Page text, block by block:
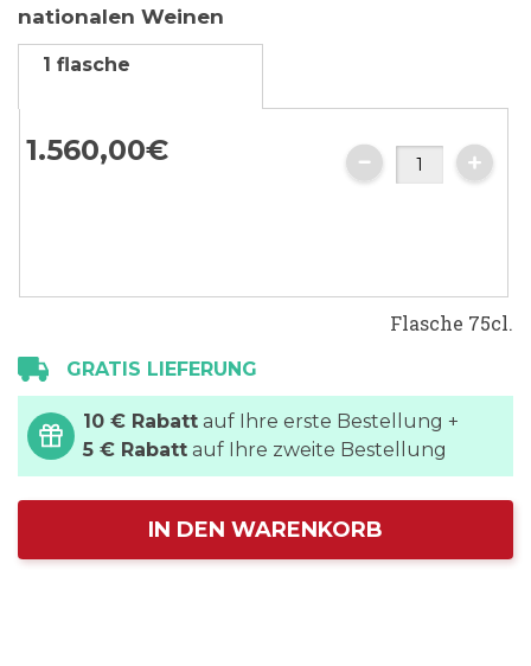
nationalen Weinen
1 flasche
1.560,00€
Flasche 75cl.
GRATIS LIEFERUNG
10 € Rabatt auf Ihre erste Bestellung +
5 € Rabatt auf Ihre zweite Bestellung
IN DEN WARENKORB